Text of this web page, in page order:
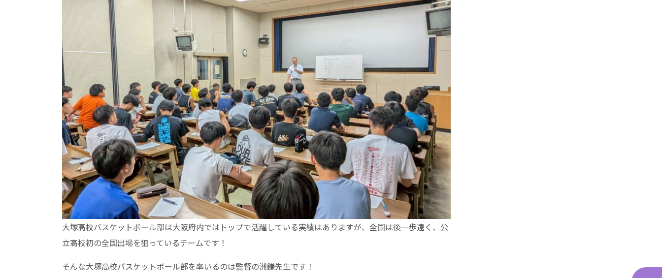
大塚高校バスケットボール部は大阪府内ではトップで活躍している実績はありますが、全国は後一歩遠く、公
立高校初の全国出場を狙っているチームです！
そんな大塚高校バスケットボール部を率いるのは監督の洲鎌先生です！